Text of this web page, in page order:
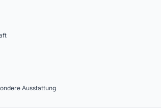
Ausstattung